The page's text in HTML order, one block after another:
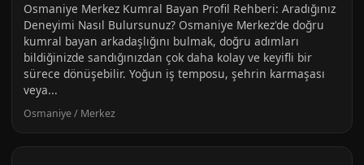
Osmaniye Merkez Kumral Bayan Profil Rehberi: Aradığınız
Deneyimi Nasıl Bulursunuz? Osmaniye Merkez'de doğru
kumral bayan arkadaşlığını bulmak, doğru adımları
bildiğinizde sandığınızdan çok daha kolay ve keyifli bir
sürece dönüşebilir. Yoğun iş temposu, şehrin karmaşası
veya...
Osmaniye / Merkez